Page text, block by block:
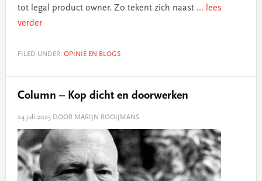
tot legal product owner. Zo tekent zich naast ... lees
verder
FILED UNDER: OPINIE EN BLOGS
Column – Kop dicht en doorwerken
24 juli 2025DOOR MARIJN ROOIJMANS